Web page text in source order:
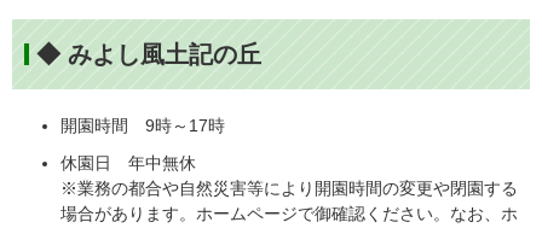
◆ みよし風土記の丘
開園時間 9時～17時
休園日 年中無休
※業務の都合や自然災害等により開園時間の変更や閉園する
場合があります。ホームページで御確認ください。なお、ホ